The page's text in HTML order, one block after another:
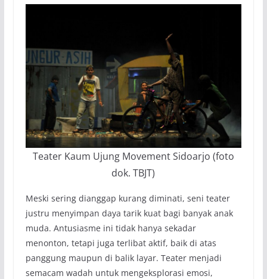
Teater Kaum Ujung Movement Sidoarjo (foto
dok. TBJT)
Meski sering dianggap kurang diminati, seni teater
justru menyimpan daya tarik kuat bagi banyak anak
muda. Antusiasme ini tidak hanya sekadar
menonton, tetapi juga terlibat aktif, baik di atas
panggung maupun di balik layar. Teater menjadi
semacam wadah untuk mengeksplorasi emosi,